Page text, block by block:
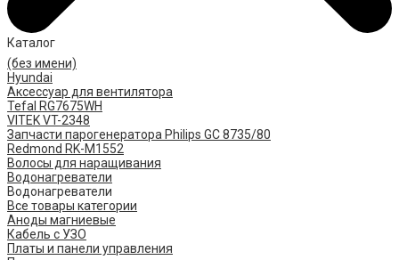
Каталог
(без имени)
Hyundai
Аксессуар для вентилятора
Tefal RG7675WH
VITEK VT-2348
Запчасти парогенератора Philips GC 8735/80
Redmond RK-M1552
Волосы для наращивания
Водонагреватели
Водонагреватели
Все товары категории
Аноды магниевые
Кабель с УЗО
Платы и панели управления